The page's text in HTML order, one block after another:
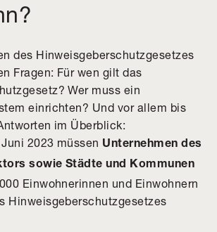
des Hinweisgeberschutzgesetzes
Fragen: Für wen gilt das
Wer muss ein
einrichten? Und vor allem bis
im Überblick:
2023 müssen Unternehmen des
sowie Städte und Kommunen
Einwohnerinnen und Einwohnern
Hinweisgeberschutzgesetzes